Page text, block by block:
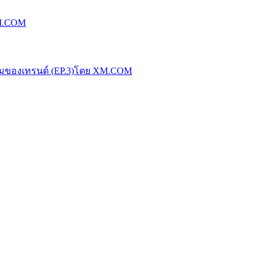
งเทรนด์ (EP.3)โดย XM.COM